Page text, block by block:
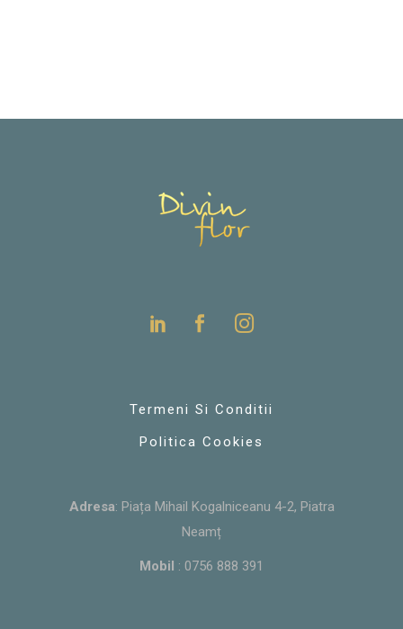
Termeni Si Conditii
Politica Cookies
Adresa: Piața Mihail Kogalniceanu 4-2, Piatra
Neamț
Mobil : 0756 888 391